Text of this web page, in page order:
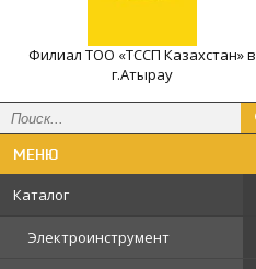
Филиал ТОО «ТССП Казахстан» в
г.Атырау
Каталог
Электроинструмент